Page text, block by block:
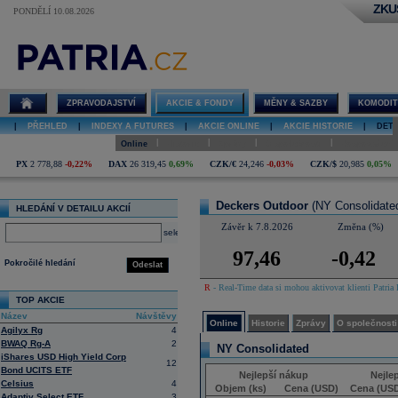
PONDĚLÍ 10.08.2026
Deckers
Outdoor online
ZPRAVODAJSTVÍ AKCIE & FONDY MĚNY & SAZBY
PŘEHLED INDEXY A FUTURES AKCIE ONLINE AKCIE HISTORIE
Online
PX 2 778,88 -0,22% DAX 26 319,45 0,69% CZK/€ 24,246 -0,03% CZK/$ 20,985 0,05%
HLEDÁNÍ V DETAILU AKCIÍ
select
Odeslat
Pokročilé hledání
TOP AKCIE
Název
Návštěvy
Agilyx Rg
4
BWAQ Rg-A
2
iShares USD High Yield Corp
Bond UCITS ETF
12
Celsius
4
Deckers Outdoor (NY
Závěr k 7.8.2026 Změna (%)
97,46 -0,42
R - Real-Time data si mohou aktivovat klienti
Online Historie Zprávy O společnosti
NY Consolidated
Nejlepší nákup
Objem (ks)
Cena (USD)
Cena